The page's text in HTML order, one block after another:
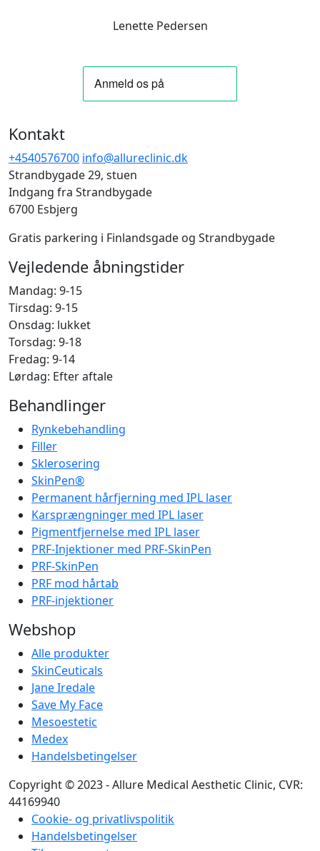
Lenette Pedersen
Kontakt
+4540576700 info@allureclinic.dk
Strandbygade 29, stuen
Indgang fra Strandbygade
6700 Esbjerg
Gratis parkering i Finlandsgade og Strandbygade
Vejledende åbningstider
Mandag: 9-15
Tirsdag: 9-15
Onsdag: lukket
Torsdag: 9-18
Fredag: 9-14
Lørdag: Efter aftale
Behandlinger
Rynkebehandling
Filler
Sklerosering
SkinPen®
Permanent hårfjerning med IPL laser
Karsprængninger med IPL laser
Pigmentfjernelse med IPL laser
PRF-Injektioner med PRF-SkinPen
PRF-SkinPen
PRF mod hårtab
PRF-injektioner
Webshop
Alle produkter
SkinCeuticals
Jane Iredale
Save My Face
Mesoestetic
Medex
Handelsbetingelser
Copyright © 2023 - Allure Medical Aesthetic Clinic, CVR:
44169940
Cookie- og privatlivspolitik
Handelsbetingelser